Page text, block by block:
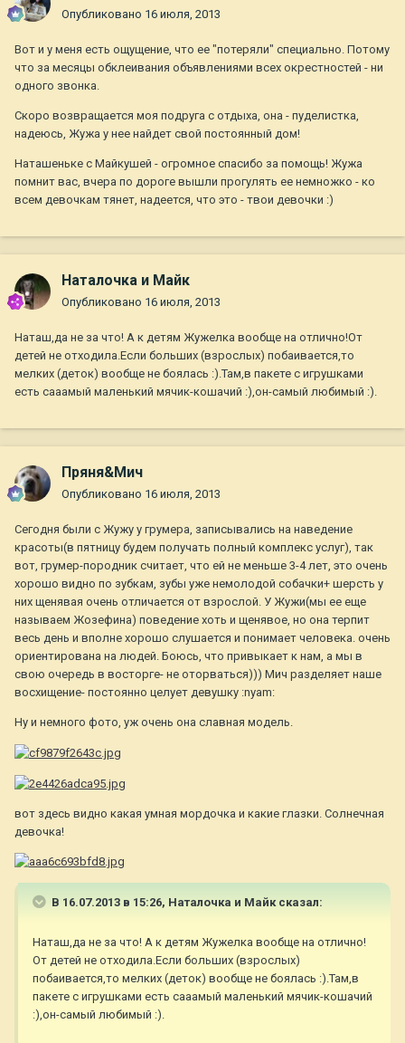
Опубликовано 16 июля, 2013
Вот и у меня есть ощущение, что ее "потеряли" специально. Потому
что за месяцы обклеивания объявлениями всех окрестностей - ни
одного звонка.
Скоро возвращается моя подруга с отдыха, она - пуделистка,
надеюсь, Жужа у нее найдет свой постоянный дом!
Наташеньке с Майкушей - огромное спасибо за помощь! Жужа
помнит вас, вчера по дороге вышли прогулять ее немножко - ко
всем девочкам тянет, надеется, что это - твои девочки :)
Наталочка и Майк
Опубликовано 16 июля, 2013
Наташ,да не за что! А к детям Жужелка вообще на отлично!От
детей не отходила.Если больших (взрослых) побаивается,то
мелких (деток) вообще не боялась :).Там,в пакете с игрушками
есть сааамый маленький мячик-кошачий :),он-самый любимый :).
Пряня&Мич
Опубликовано 16 июля, 2013
Сегодня были с Жужу у грумера, записывались на наведение
красоты(в пятницу будем получать полный комплекс услуг), так
вот, грумер-породник считает, что ей не меньше 3-4 лет, это очень
хорошо видно по зубкам, зубы уже немолодой собачки+ шерсть у
них щенявая очень отличается от взрослой. У Жужи(мы ее еще
называем Жозефина) поведение хоть и щенявое, но она терпит
весь день и вполне хорошо слушается и понимает человека. очень
ориентирована на людей. Боюсь, что привыкает к нам, а мы в
свою очередь в восторге- не оторваться))) Мич разделяет наше
восхищение- постоянно целует девушку :nyam:
Ну и немного фото, уж очень она славная модель.
вот здесь видно какая умная мордочка и какие глазки. Солнечная
девочка!
В 16.07.2013 в 15:26, Наталочка и Майк сказал:
Наташ,да не за что! А к детям Жужелка вообще на отлично!
От детей не отходила.Если больших (взрослых)
побаивается,то мелких (деток) вообще не боялась :).Там,в
пакете с игрушками есть сааамый маленький мячик-кошачий
:),он-самый любимый :).